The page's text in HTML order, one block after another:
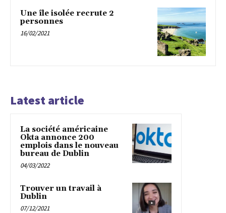
Une île isolée recrute 2
personnes
16/02/2021
Latest article
La société américaine
Okta annonce 200
emplois dans le nouveau
bureau de Dublin
04/03/2022
Trouver un travail à
Dublin
07/12/2021